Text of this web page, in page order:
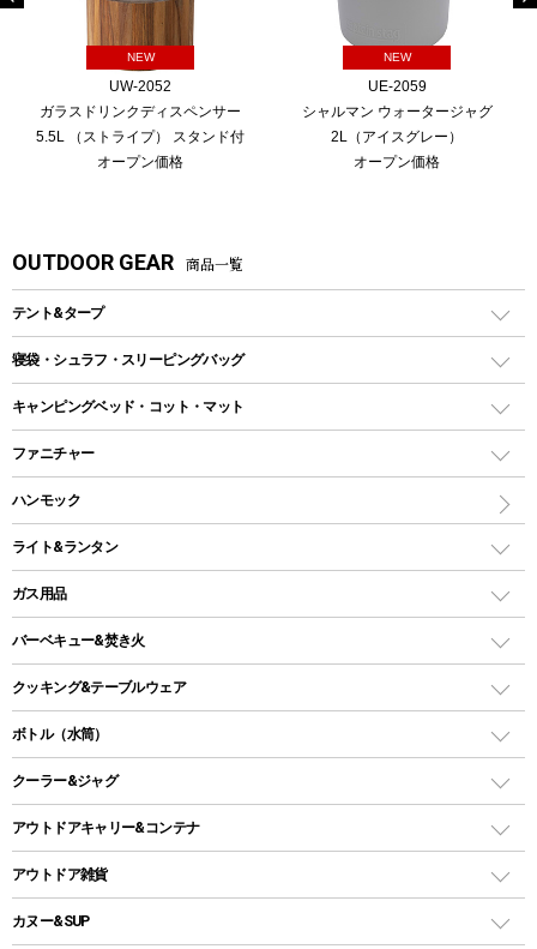
NEW
UW-2052
ガラスドリンクディスペンサー
5.5L （ストライプ） スタンド付
オープン価格
NEW
UE-2059
シャルマン ウォータージャグ
2L（アイスグレー）
オープン価格
OUTDOOR GEAR 商品一覧
テント&タープ
テント
ツールームテント
ワンポールテント
シェルターテント
ロッジ型・オリジナルテント
タープ
スクエアタープ（レクタタープ）
メッシュタープ
自立式タープ
パラソル
テントアクセサリー
ペグ
寝袋・シュラフ・スリーピングバッグ
レクタングラー型（封筒型）シュラフ
インナーシュラフ
キャンピングベッド・コット・マット
キャンピングベッド・コット
インフレータブルマット
ファニチャー
アウトドアテーブル
レジャーシート
ハンモック
ライト&ランタン
LEDランタン
ガスランタン
オイルランタン
LEDライト
ヘッドライト
キャンドル
ガス用品
ガスバーナー
ガス缶
ガストーチ、ライター
バーベキュー&焚き火
バーベキューコンロ、グリル
焚き火台タイプ（ロースタイル）グリル
卓上タイプグリル
パーティータイプグリル
鉄板、アミ
クッキング&テーブルウェア
ダッチオーブン
ホットサンドメーカー
クッカーセット
シェラカップ
ボトル（水筒）
ステンレスボトル
コップ付きタイプ
ワンタッチタイプ
プラスチックボトル
クーラー&ジャグ
クーラーボックス
クーラーバッグ
ウォータージャグ
アウトドアキャリー&コンテナ
アウトドアキャリー
アウトドア雑貨
バックパック&バッグ
カヌー&SUP